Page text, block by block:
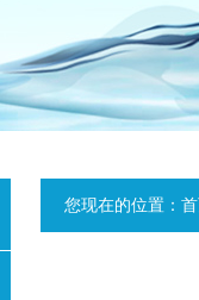
您现在的位置：